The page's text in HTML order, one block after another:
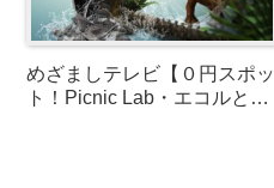
めざましテレビ【０円スポッ
ト！Picnic Lab・エコルとご